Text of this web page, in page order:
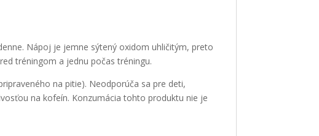
Nápoj je jemne sýtený oxidom uhličitým, preto
tréningom a jednu počas tréningu.
na pitie). Neodporúča sa pre deti,
na kofeín. Konzumácia tohto produktu nie je